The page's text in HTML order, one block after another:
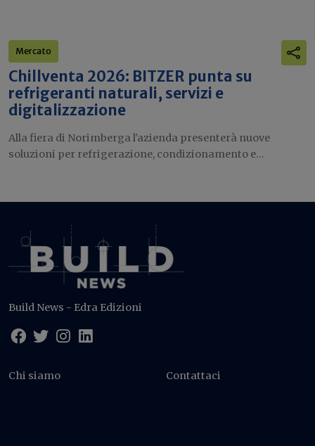
Mercato
Chillventa 2026: BITZER punta su
refrigeranti naturali, servizi e
digitalizzazione
Alla fiera di Norimberga l'azienda presenterà nuove
soluzioni per refrigerazione, condizionamento e...
Build News - Edra Edizioni
Chi siamo Contattaci